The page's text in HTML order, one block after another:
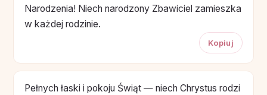
Narodzenia! Niech narodzony Zbawiciel zamieszka
w każdej rodzinie.
Kopiuj
Pełnych łaski i pokoju Świąt — niech Chrystus rodzi